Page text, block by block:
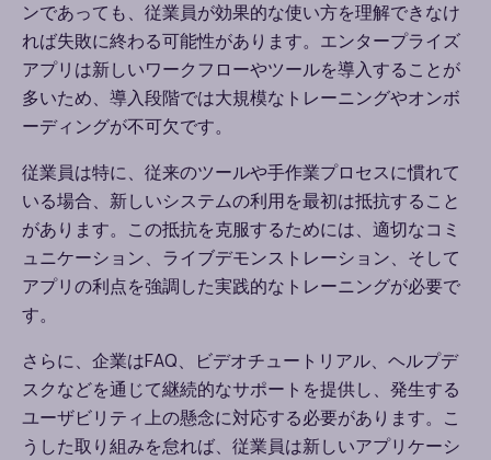
ンであっても、従業員が効果的な使い方を理解できなけ
れば失敗に終わる可能性があります。エンタープライズ
アプリは新しいワークフローやツールを導入することが
多いため、導入段階では大規模なトレーニングやオンボ
ーディングが不可欠です。
従業員は特に、従来のツールや手作業プロセスに慣れて
いる場合、新しいシステムの利用を最初は抵抗すること
があります。この抵抗を克服するためには、適切なコミ
ュニケーション、ライブデモンストレーション、そして
アプリの利点を強調した実践的なトレーニングが必要で
す。
さらに、企業はFAQ、ビデオチュートリアル、ヘルプデ
スクなどを通じて継続的なサポートを提供し、発生する
ユーザビリティ上の懸念に対応する必要があります。こ
うした取り組みを怠れば、従業員は新しいアプリケーシ